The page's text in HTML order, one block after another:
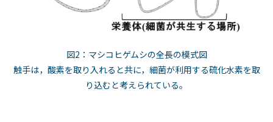
図2：マシコヒゲムシの全長の模式図
触手は，酸素を取り入れると共に，細菌が利用する硫化水素を取
り込むと考えられている。